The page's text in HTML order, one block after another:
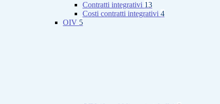
Contratti integrativi 13
Costi contratti integrativi 4
OIV 5